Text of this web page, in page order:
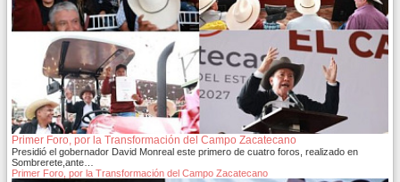
Primer Foro, por la Transformación del Campo Zacatecano
Presidió el gobernador David Monreal este primero de cuatro foros, realizado en
Sombrerete,ante…
Primer Foro, por la Transformación del Campo Zacatecano